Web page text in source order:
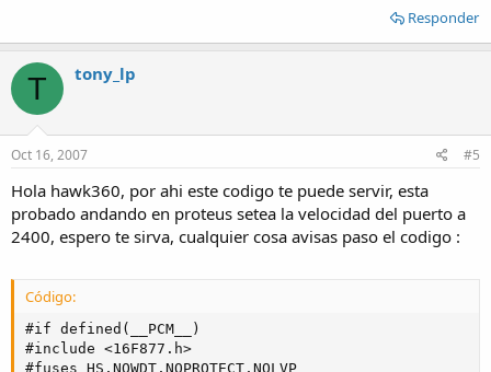
Responder
T tony_lp
Oct 16, 2007 #5
Hola hawk360, por ahi este codigo te puede servir, esta
probado andando en proteus setea la velocidad del puerto a
2400, espero te sirva, cualquier cosa avisas paso el codigo :
Código:
#if defined(__PCM__)
#include <16F877.h>
#fuses HS,NOWDT,NOPROTECT,NOLVP